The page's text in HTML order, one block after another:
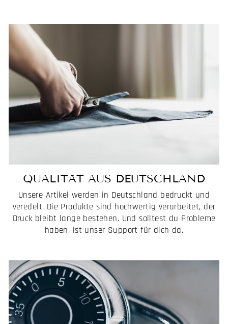
QUALITÄT AUS DEUTSCHLAND
Unsere Artikel werden in Deutschland bedruckt und
veredelt. Die Produkte sind hochwertig verarbeitet, der
Druck bleibt lange bestehen. Und solltest du Probleme
haben, ist unser Support für dich da.